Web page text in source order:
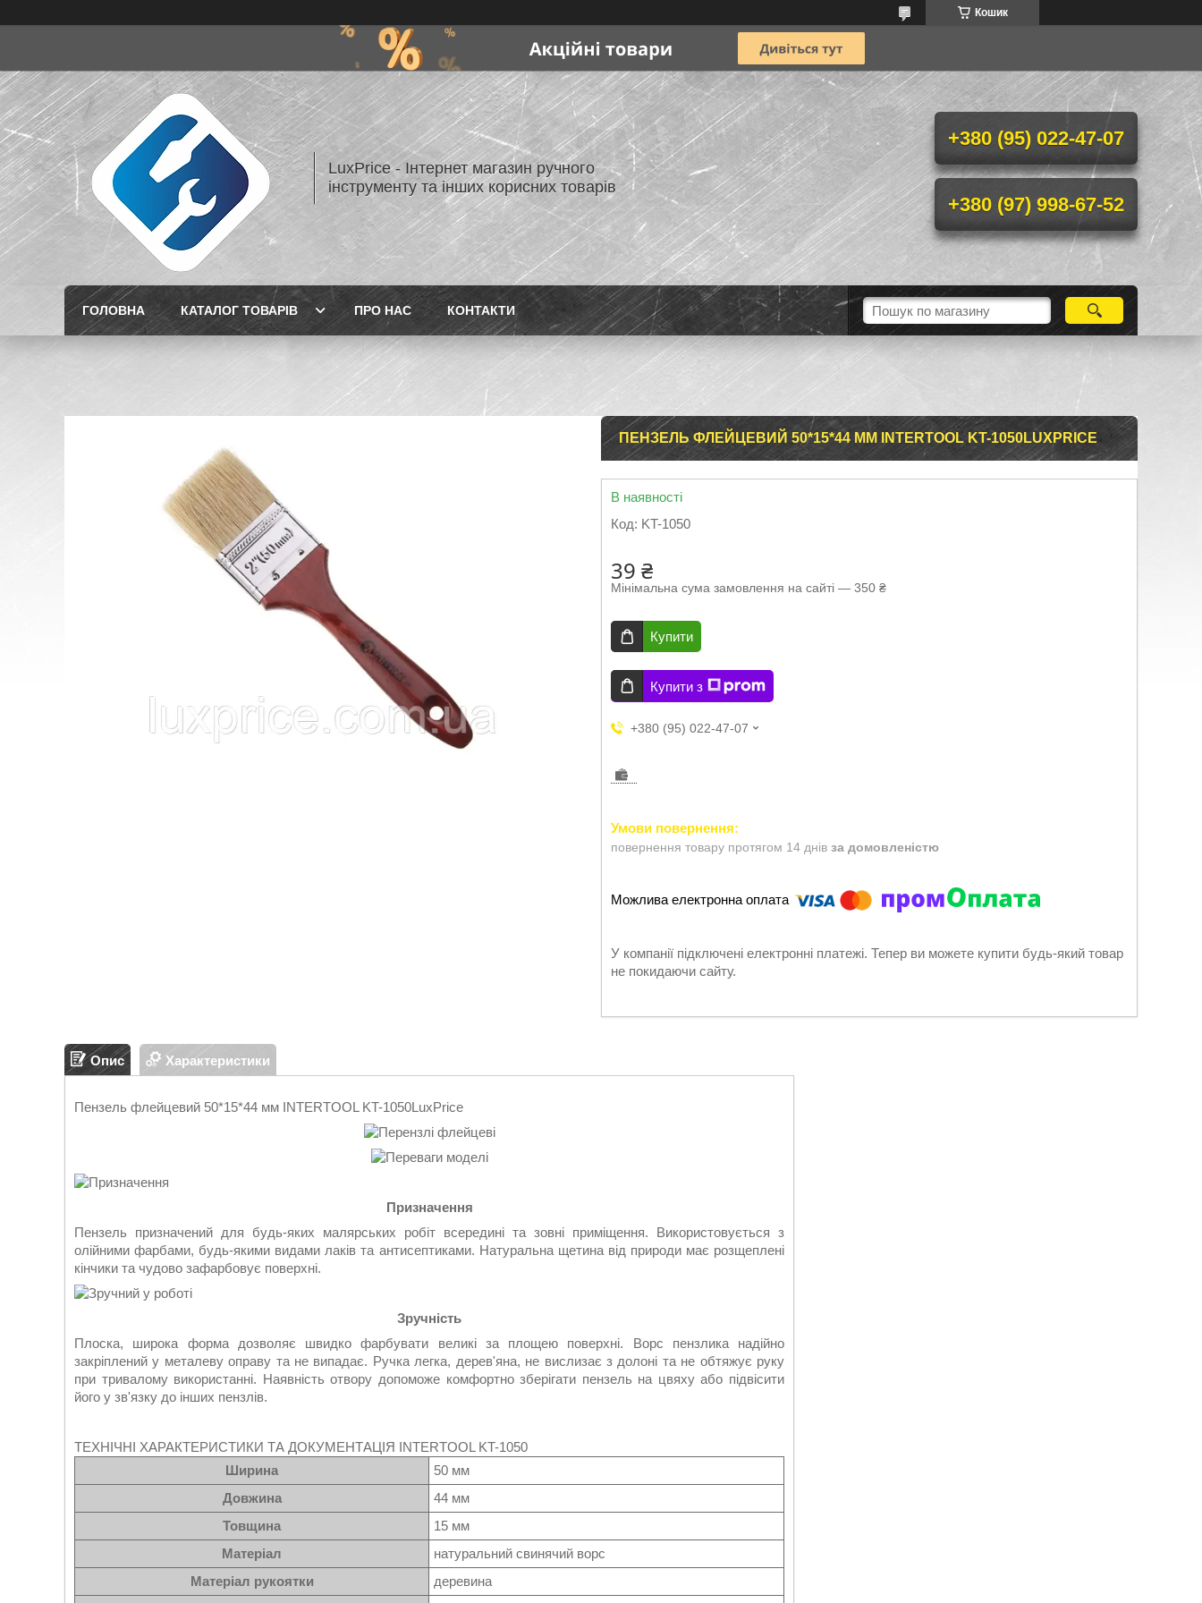
Кошик
LuxPrice - Інтернет магазин ручного
інструменту та інших корисних товарів
+380 (95) 022-47-07
+380 (97) 998-67-52
ГОЛОВНА КАТАЛОГ ТОВАРІВ ПРО НАС КОНТАКТИ
ПЕНЗЕЛЬ ФЛЕЙЦЕВИЙ 50*15*44 ММ INTERTOOL KT-1050LUXPRICE
В наявності
Код: KT-1050
39 ₴
Мінімальна сума замовлення на сайті — 350 ₴
Купити
Купити з
+380 (95) 022-47-07
повернення товару протягом 14 днів за домовленістю
У компанії підключені електронні платежі. Тепер ви можете купити будь-який товар
не покидаючи сайту.
Опис Характеристики
Пензель флейцевий 50*15*44 мм INTERTOOL KT-1050LuxPrice
Призначення
Пензель призначений для будь-яких малярських робіт всередині та зовні приміщення. Використовується з
олійними фарбами, будь-якими видами лаків та антисептиками. Натуральна щетина від природи має розщеплені
кінчики та чудово зафарбовує поверхні.
Зручність
Плоска, широка форма дозволяє швидко фарбувати великі за площею поверхні. Ворс пензлика надійно
закріплений у металеву оправу та не випадає. Ручка легка, дерев'яна, не вислизає з долоні та не обтяжує руку
при тривалому використанні. Наявність отвору допоможе комфортно зберігати пензель на цвяху або підвісити
його у зв'язку до інших пензлів.
ТЕХНІЧНІ ХАРАКТЕРИСТИКИ ТА ДОКУМЕНТАЦІЯ INTERTOOL KT-1050
Ширина
50 мм
Довжина
44 мм
Товщина
15 мм
Матеріал
натуральний свинячий ворс
Матеріал рукоятки
деревина